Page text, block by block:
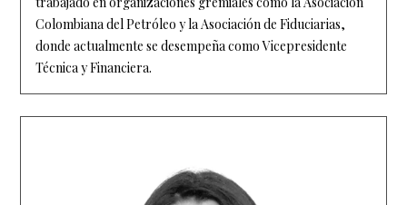
Colombiana del Petróleo y la Asociación de Fiduciarias,
donde actualmente se desempeña como Vicepresidente
Técnica y Financiera.